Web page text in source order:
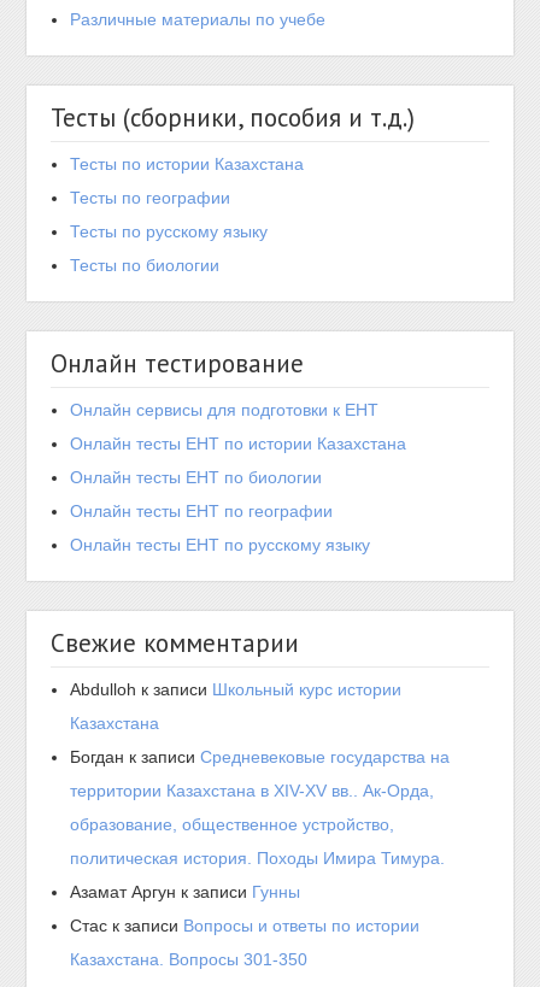
Различные материалы по учебе
Тесты (сборники, пособия и т.д.)
Тесты по истории Казахстана
Тесты по географии
Тесты по русскому языку
Тесты по биологии
Онлайн тестирование
Онлайн сервисы для подготовки к ЕНТ
Онлайн тесты ЕНТ по истории Казахстана
Онлайн тесты ЕНТ по биологии
Онлайн тесты ЕНТ по географии
Онлайн тесты ЕНТ по русскому языку
Свежие комментарии
Abdulloh к записи Школьный курс истории
Казахстана
Богдан к записиСредневековые государства на
территории Казахстана в XIV-XV вв.. Ак-Орда,
образование, общественное устройство,
политическая история. Походы Имира Тимура.
Азамат Аргун к записи Гунны
Стас к записи Вопросы и ответы по истории
Казахстана. Вопросы 301-350